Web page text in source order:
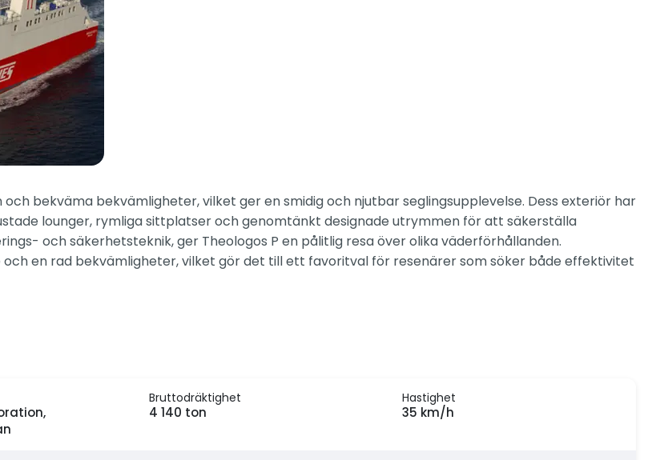
bekväma bekvämligheter, vilket ger en smidig och njutbar seglingsupplevelse. Dess exteriör har
lounger, rymliga sittplatser och genomtänkt designade utrymmen för att säkerställa
och säkerhetsteknik, ger Theologos P en pålitlig resa över olika väderförhållanden.
en rad bekvämligheter, vilket gör det till ett favoritval för resenärer som söker både effektivitet
Bruttodräktighet
4 140 ton
Hastighet
35 km/h